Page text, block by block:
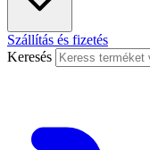
Szállítás és fizetés
Keresés